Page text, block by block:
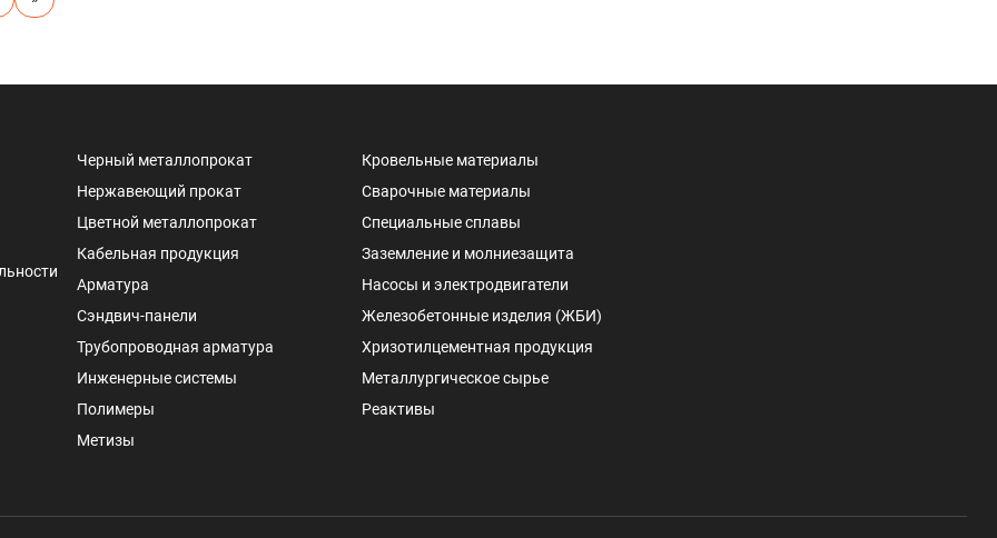
Черный металлопрокат
Нержавеющий прокат
Цветной металлопрокат
Кабельная продукция
Арматура
Сэндвич-панели
Трубопроводная арматура
Инженерные системы
Полимеры
Метизы
Кровельные материалы
Сварочные материалы
Специальные сплавы
Заземление и молниезащита
Насосы и электродвигатели
Железобетонные изделия (ЖБИ)
Хризотилцементная продукция
Металлургическое сырье
Реактивы